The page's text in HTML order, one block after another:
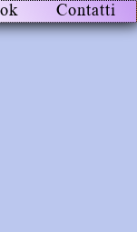
Contatti